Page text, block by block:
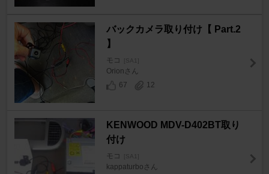
バックカメラ取り付け【 Part.2
】
モコ [SA1]
Orionさん
67
12
KENWOOD MDV-D402BT取り
付け
モコ [SA1]
kappaturboさん